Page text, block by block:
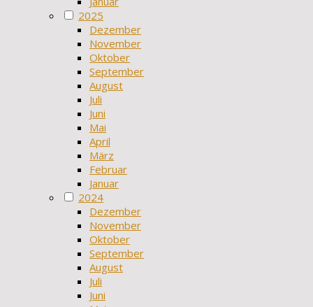
2025
Dezember
November
Oktober
September
August
Juli
Juni
Mai
April
März
Februar
Januar
2024
Dezember
November
Oktober
September
August
Juli
Juni